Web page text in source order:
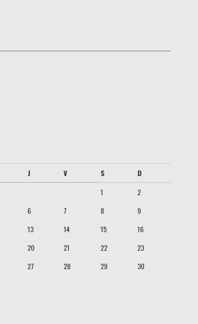
J V S
D
1
2
6 7 8
9
13 14 15
16
20 21 22
23
27 28 29
30